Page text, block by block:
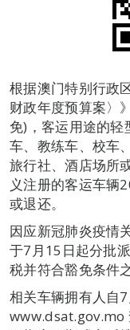
根据澳门特别行政
财政年度预算案〉
免)，客运用途的轻
车、教练车、校车
旅行社、酒店场所
义注册的客运车辆
或退还。
因应新冠肺炎疫情
于7月15日起分批
税并符合豁免条件
相关车辆拥有人自
www.dsat.gov.mo